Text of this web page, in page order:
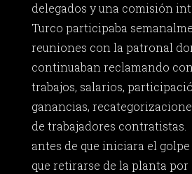
delegados y una comisión
Turco participaba
reuniones con la patronal
continuaban reclamando
trabajos, salarios,
ganancias,
de trabajadores contratistas.
antes de que iniciara el
que retirarse de la planta